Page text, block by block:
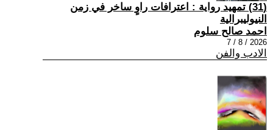
(31) تمهيد رواية : اعترافات راوٍ ساخر في زمن
النيوليبرالية
احمد صالح سلوم
2026 / 8 / 7
الادب والفن